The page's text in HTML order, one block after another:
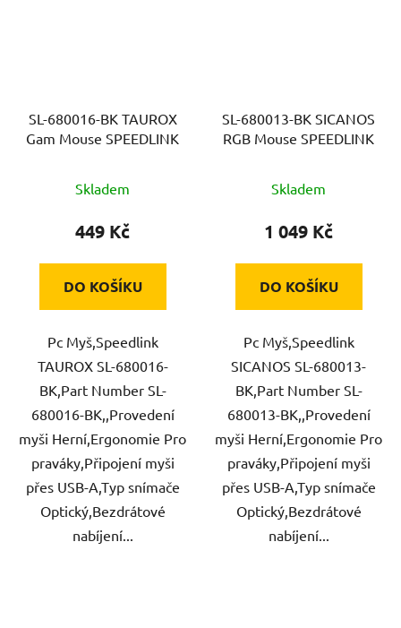
SL-680016-BK TAUROX
Gam Mouse SPEEDLINK
Skladem
449 Kč
DO KOŠÍKU
Pc Myš,Speedlink
TAUROX SL-680016-
BK,Part Number SL-
680016-BK,,Provedení
myši Herní,Ergonomie Pro
praváky,Připojení myši
přes USB-A,Typ snímače
Optický,Bezdrátové
nabíjení...
SL-680013-BK SICANOS
RGB Mouse SPEEDLINK
Skladem
1 049 Kč
DO KOŠÍKU
Pc Myš,Speedlink
SICANOS SL-680013-
BK,Part Number SL-
680013-BK,,Provedení
myši Herní,Ergonomie Pro
praváky,Připojení myši
přes USB-A,Typ snímače
Optický,Bezdrátové
nabíjení...